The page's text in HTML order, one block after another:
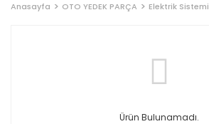
Anasayfa OTO YEDEK PARÇA Elektrik Sistemi
Ürün Bulunamadı.